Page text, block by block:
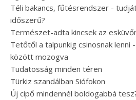
Téli bakancs, fűtésrendszer -
időszerű?
Természet-adta kincsek az
Tetőtől a talpunkig csinosnak
között mozogva
Tudatosság minden téren
Türkiz szandálban Siófokon
Új cipő mindennél boldogabbá